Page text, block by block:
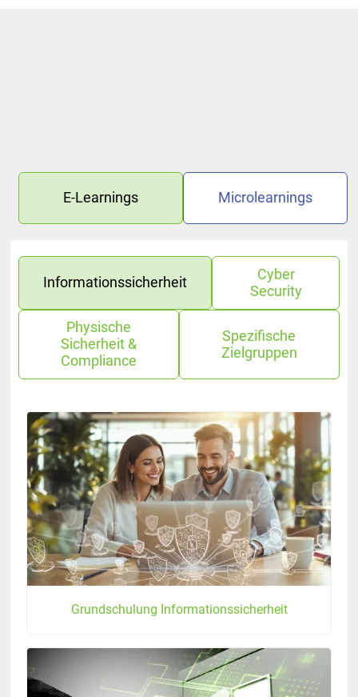
E-Learnings Microlearnings
Informationssicherheit
Cyber
Security
Physische
Sicherheit &
Compliance
Spezifische
Zielgruppen
Grundschulung Informationssicherheit